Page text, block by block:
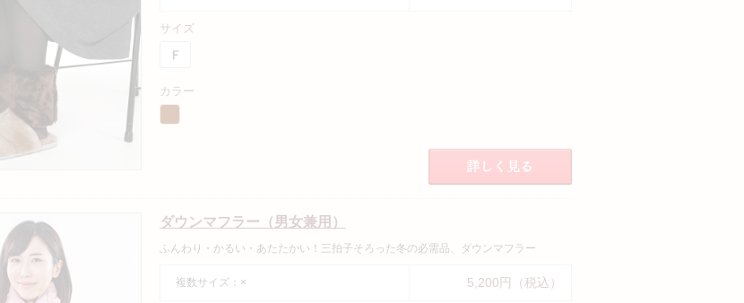
サイズ
カラー
ダウンマフラー（男女兼用）
ふんわり・かるい・あたたかい！三拍子そろった冬の必需品、ダウンマフラー
複数サイズ：× 5,200円（税込）